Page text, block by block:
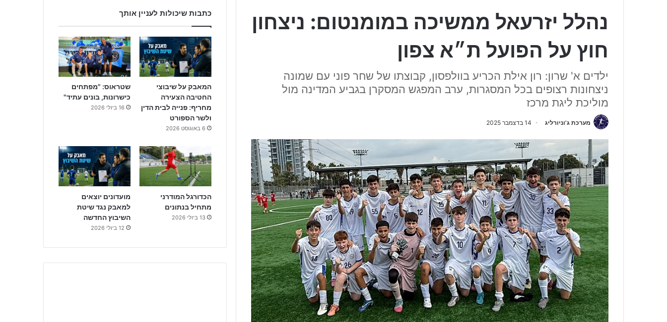
נהלל יזרעאל ממשיכה במומנטום: ניצחון
חוץ על הפועל ת״א צפון
ילדים א' שרון: רון אילת הכריע בוולפסון, קבוצתו של שחר פוני עם שמונה
ניצחונות רצופים בכל המסגרות, ערב המפגש המסקרן בגביע המדינה מול
מוליכת ליגת מרכז
מערכת ג'וניורליג 14 בדצמבר 2025
כתבות שיכולות לעניין אותך
המאבק על שיבוצי
החטיבה הצעירה
מחריף: פנייה לבית הדין
ולשר הספורט
6 באוגוסט 2026
שטראוס: "מפתחים
כישרונות, בונים עתיד"
16 ביולי 2026
הכדורגל המודרני
מתחיל בנתונים
13 ביולי 2026
מועדונים יוצאים
למאבק נגד שיטת
השיבוץ החדשה
12 ביולי 2026